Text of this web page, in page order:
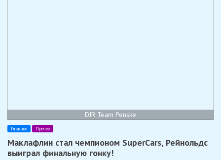
DJR Team Penske
Главное Прочее
Маклафлин стал чемпионом SuperCars, Рейнольдс
выиграл финальную гонку!